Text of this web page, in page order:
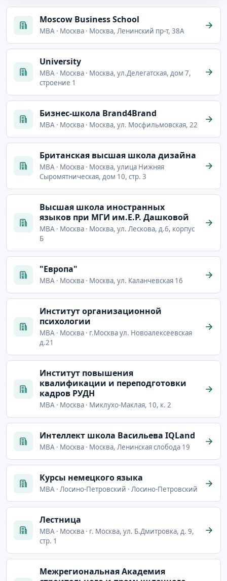
Moscow Business School
MBA · Москва · Москва, Ленинский пр-т, 38А
University
MBA · Москва · Москва, ул.Делегатская, дом 7,
строение 1
Бизнес-школа Brand4Brand
MBA · Москва · Москва, ул. Мосфильмовская, 22
Британская высшая школа дизайна
MBA · Москва · Москва, улица Нижняя
Сыромятническая, дом 10, стр. 3
Высшая школа иностранных
языков при МГИ им.Е.Р. Дашковой
MBA · Москва · Москва, ул. Лескова, д.6, корпус
Б
"Европа"
MBA · Москва · Москва, ул. Каланчевская 16
Институт организационной
психологии
MBA · Москва · г.Москва ул. Новоалексеевская
д.21
Институт повышения
квалификации и переподготовки
кадров РУДН
MBA · Москва · Миклухо-Маклая, 10, к. 2
Интеллект школа Васильева IQLand
MBA · Москва · Москва, Ленинская слобода 19
Курсы немецкого языка
MBA · Лосино-Петровский · Лосино-Петровский
Лестница
MBA · Москва · г. Москва, ул. Б.Дмитровка, д. 9,
стр. 1
Межрегиональная Академия